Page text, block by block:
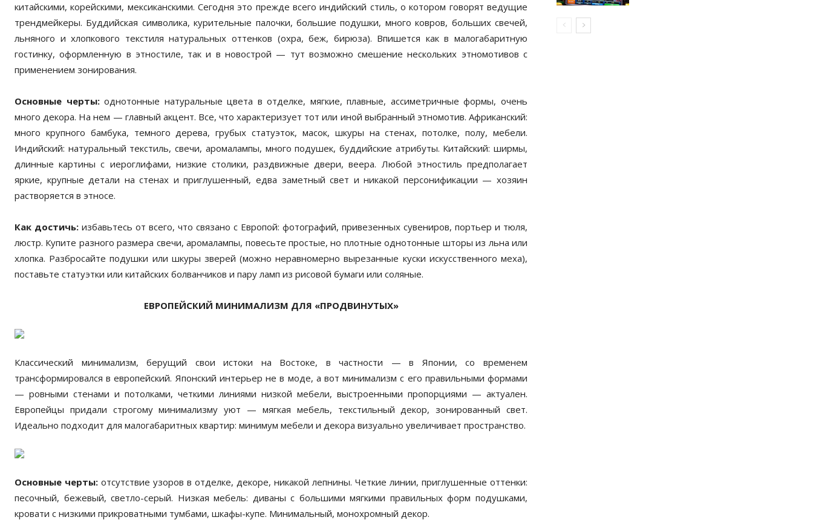
китайскими, корейскими, мексиканскими. Сегодня это прежде всего индийский стиль, о котором говорят ведущие
трендмейкеры. Буддийская символика, курительные палочки, большие подушки, много ковров, больших свечей,
льняного и хлопкового текстиля натуральных оттенков (охра, беж, бирюза). Впишется как в малогабаритную
гостинку, оформленную в этностиле, так и в новострой — тут возможно смешение нескольких этномотивов с
применением зонирования.
Основные черты:однотонные натуральные цвета в отделке, мягкие, плавные, ассиметричные формы, очень
много декора. На нем — главный акцент. Все, что характеризует тот или иной выбранный этномотив. Африканский:
много крупного бамбука, темного дерева, грубых статуэток, масок, шкуры на стенах, потолке, полу, мебели.
Индийский: натуральный текстиль, свечи, аромалампы, много подушек, буддийские атрибуты. Китайский: ширмы,
длинные картины с иероглифами, низкие столики, раздвижные двери, веера. Любой этностиль предполагает
яркие, крупные детали на стенах и приглушенный, едва заметный свет и никакой персонификации — хозяин
растворяется в этносе.
Как достичь: избавьтесь от всего, что связано с Европой: фотографий, привезенных сувениров, портьер и тюля,
люстр. Купите разного размера свечи, аромалампы, повесьте простые, но плотные однотонные шторы из льна или
хлопка. Разбросайте подушки или шкуры зверей (можно неравномерно вырезанные куски искусственного меха),
поставьте статуэтки или китайских болванчиков и пару ламп из рисовой бумаги или соляные.
ЕВРОПЕЙСКИЙ МИНИМАЛИЗМ ДЛЯ «ПРОДВИНУТЫХ»
Классический минимализм, берущий свои истоки на Востоке, в частности — в Японии, со временем
трансформировался в европейский. Японский интерьер не в моде, а вот минимализм с его правильными формами
— ровными стенами и потолками, четкими линиями низкой мебели, выстроенными пропорциями — актуален.
Европейцы придали строгому минимализму уют — мягкая мебель, текстильный декор, зонированный свет.
Идеально подходит для малогабаритных квартир: минимум мебели и декора визуально увеличивает пространство.
Основные черты: отсутствие узоров в отделке, декоре, никакой лепнины. Четкие линии, приглушенные оттенки:
песочный, бежевый, светло-серый. Низкая мебель: диваны с большими мягкими правильных форм подушками,
кровати с низкими прикроватными тумбами, шкафы-купе. Минимальный, монохромный декор.